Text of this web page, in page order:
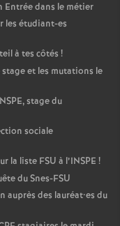
Entrée dans le métier
les étudiant-es
à tes côtés !
et les mutations le
, stage du
sociale
la liste FSU à l’INSPE !
du Snes-FSU
auprès des lauréat•es du